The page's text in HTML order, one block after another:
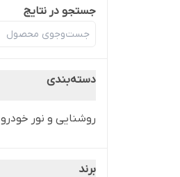
جستجو در نتایج
دسته‌بندی
روشنایی و نور خودرو
برند